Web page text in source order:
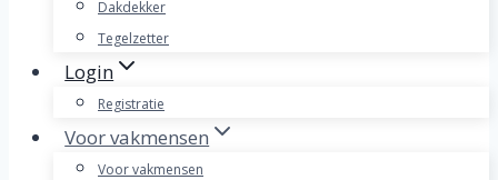
Dakdekker
Tegelzetter
Login
Registratie
Voor vakmensen
Voor vakmensen